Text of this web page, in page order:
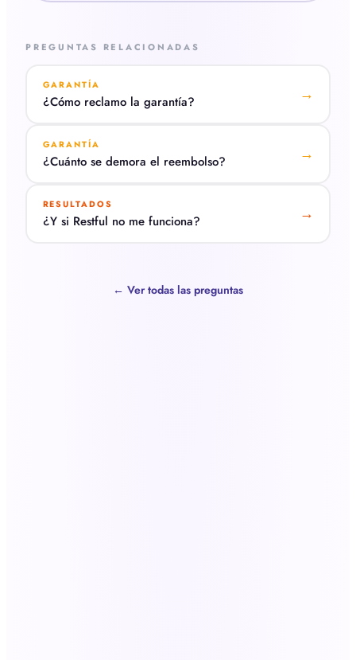
PREGUNTAS RELACIONADAS
GARANTÍA
¿Cómo reclamo la garantía? →
GARANTÍA
¿Cuánto se demora el reembolso? →
RESULTADOS
¿Y si Restful no me funciona? →
← Ver todas las preguntas